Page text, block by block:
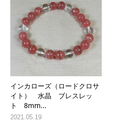
インカローズ（ロードクロサ
イト） 水晶 ブレスレッ
ト 8mm...
2021.05.19